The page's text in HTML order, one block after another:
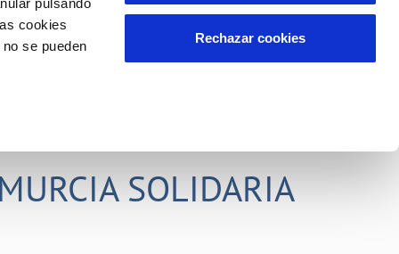
pulsando
cookies
se pueden
Rechazar cookies
INCIDENCIAS
Comunica anomalías o posibles
PORTAL DE TRANSPARENCIA
SOLIDARIA